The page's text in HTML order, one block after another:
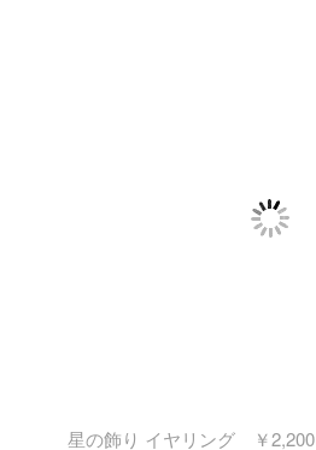
星の飾り イヤリング ￥2,200